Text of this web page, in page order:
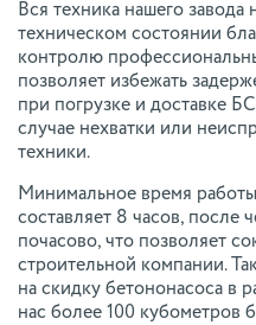
Вся техника нашего
техническом состоянии
контролю
позволяет избежать
при погрузке и доставке
случае нехватки или
техники.
Минимальное время
составляет 8 часов, после
почасово, что позволяет
строительной компании.
на скидку бетононасоса в
нас более 100 кубометров